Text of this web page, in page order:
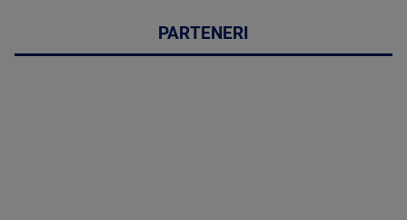
PARTENERI